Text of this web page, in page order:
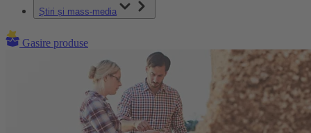
Știri și mass-media
Gasire produse